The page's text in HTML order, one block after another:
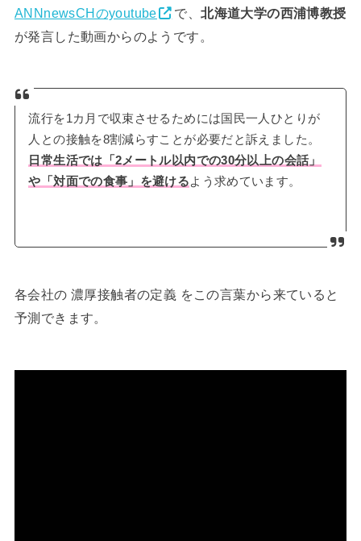
ANNnewsCHのyoutube で、北海道大学の西浦博教授
が発言した動画からのようです。
流行を1カ月で収束させるためには国民一人ひとりが
人との接触を8割減らすことが必要だと訴えました。
日常生活では「2メートル以内での30分以上の会話」
や「対面での食事」を避けるよう求めています。
各会社の 濃厚接触者の定義 をこの言葉から来ていると
予測できます。